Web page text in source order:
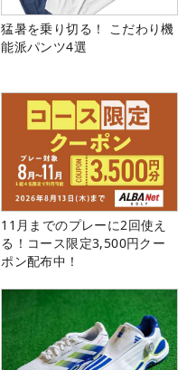
猛暑を乗り切る！ こだわり機
能派パンツ4選
11月までのプレーに2回使え
る！コース限定3,500円クー
ポン配布中！